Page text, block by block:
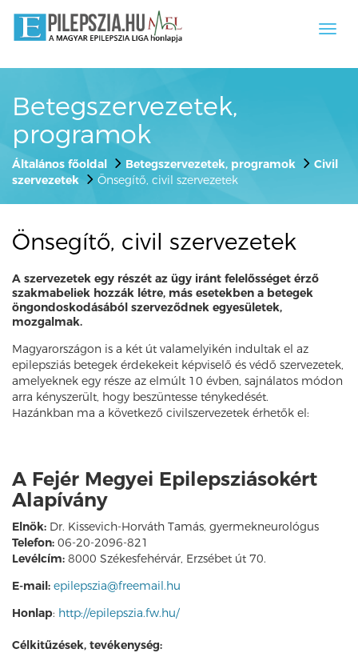
Betegszervezetek,
programok
Általános főoldal Betegszervezetek, programok
Civil
szervezetek
Önsegítő, civil szervezetek
Önsegítő, civil szervezetek
A szervezetek egy részét az ügy iránt felelősséget érző
szakmabeliek hozzák létre, más esetekben a betegek
öngondoskodásából szerveződnek egyesületek,
mozgalmak.
Magyarországon is a két út valamelyikén indultak el az
epilepsziás betegek érdekekeit képviselő és védő szervezetek,
amelyeknek egy része az elmúlt 10 évben, sajnálatos módon
arra kényszerült, hogy beszüntesse ténykedését.
Hazánkban ma a következő civilszervezetek érhetők el:
A Fejér Megyei Epilepsziásokért
Alapívány
Elnök: Dr. Kissevich-Horváth Tamás, gyermekneurológus
Telefon: 06-20-2096-821
Levélcím: 8000 Székesfehérvár, Erzsébet út 70.
E-mail: epilepszia@freemail.hu
Honlap: http://epilepszia.fw.hu/
Célkitűzések, tevékenység: